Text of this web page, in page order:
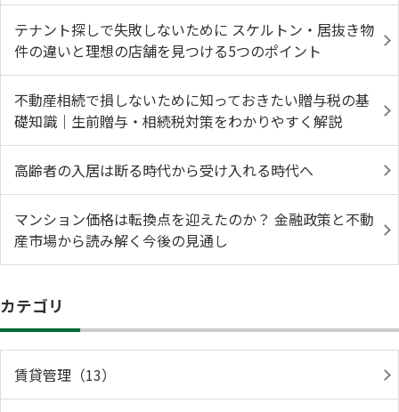
テナント探しで失敗しないために スケルトン・居抜き物
件の違いと理想の店舗を見つける5つのポイント
不動産相続で損しないために知っておきたい贈与税の基
礎知識｜生前贈与・相続税対策をわかりやすく解説
高齢者の入居は断る時代から受け入れる時代へ
マンション価格は転換点を迎えたのか？ 金融政策と不動
産市場から読み解く今後の見通し
カテゴリ
賃貸管理（13）